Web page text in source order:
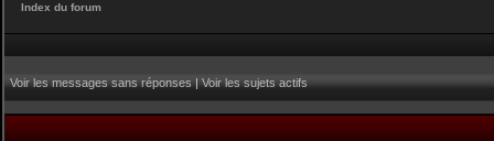
Index du forum
Voir les messages sans réponses|Voir les sujets actifs